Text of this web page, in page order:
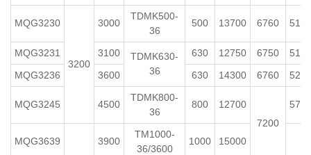
MQG3230
3200
3000
TDMK500-
36
500 13700 6760 5100
MQG3231 3100
TDMK630-
36
630 12750 6750
5150
MQG3236
3600 630 14300 6760 5200
MQG3245 4500
TDMK800-
36
800
12700
7200
5700
MQG3639 3900
TM1000-
36/3600
1000 15000